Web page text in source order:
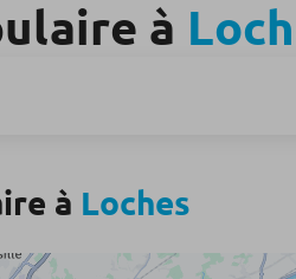
à
à Loches